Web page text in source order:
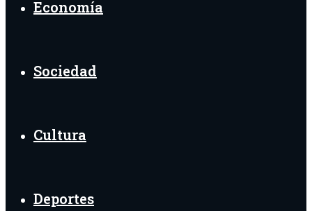
Economía
Sociedad
Cultura
Deportes